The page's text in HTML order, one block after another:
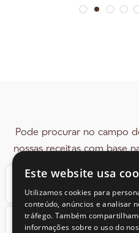
Pode procurar no campo
nossas receitas com base
Este website usa
Utilizamos cookies para
conteúdo, anúncios e analisar
tráfego. Também
informações sobre o uso do